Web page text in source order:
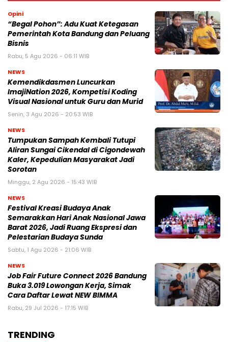
Opini
“Begal Pohon”: Adu Kuat Ketegasan
Pemerintah Kota Bandung dan Peluang
Bisnis
Rabu, 5 Agu 2026 - 06:11 WIB
NEWS
Kemendikdasmen Luncurkan
ImajiNation 2026, Kompetisi Koding
Visual Nasional untuk Guru dan Murid
Senin, 3 Agu 2026 - 20:53 WIB
NEWS
Tumpukan Sampah Kembali Tutupi
Aliran Sungai Cikendal di Cigondewah
Kaler, Kepedulian Masyarakat Jadi
Sorotan
Minggu, 2 Agu 2026 - 15:43 WIB
NEWS
Festival Kreasi Budaya Anak
Semarakkan Hari Anak Nasional Jawa
Barat 2026, Jadi Ruang Ekspresi dan
Pelestarian Budaya Sunda
Sabtu, 1 Agu 2026 - 21:06 WIB
NEWS
Job Fair Future Connect 2026 Bandung
Buka 3.019 Lowongan Kerja, Simak
Cara Daftar Lewat NEW BIMMA
Rabu, 29 Jul 2026 - 17:15 WIB
TRENDING